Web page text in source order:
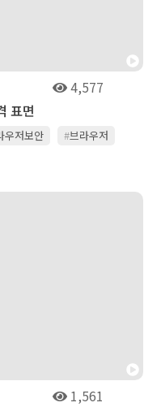
4,577
표면
우저보안 #브라우저
1,561